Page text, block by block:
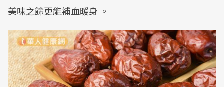
美味之餘更能補血暖身 。